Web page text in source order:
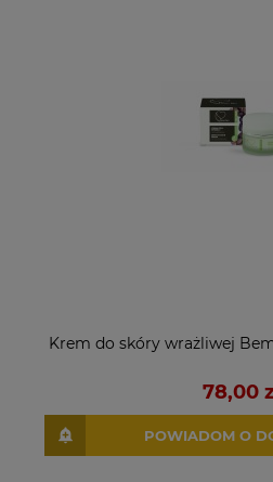
Krem do skóry wrażliwej
78,00
POWIADOM O